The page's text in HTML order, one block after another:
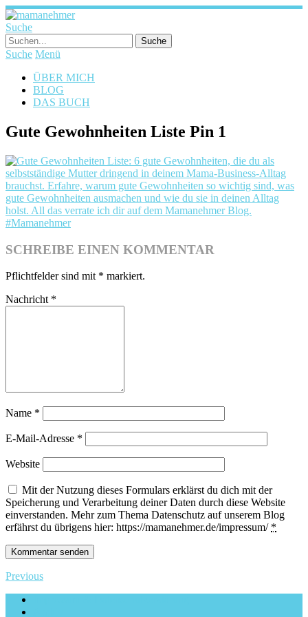
Suche
Suche Menü
ÜBER MICH
BLOG
DAS BUCH
Gute Gewohnheiten Liste Pin 1
SCHREIBE EINEN KOMMENTAR
Pflichtfelder sind mit * markiert.
Nachricht *
Name *
E-Mail-Adresse *
Website
Mit der Nutzung dieses Formulars erklärst du dich mit der
Speicherung und Verarbeitung deiner Daten durch diese Website
einverstanden. Mehr zum Thema Datenschutz auf unserem Blog
erfährst du übrigens hier: https://mamanehmer.de/impressum/ *
Previous